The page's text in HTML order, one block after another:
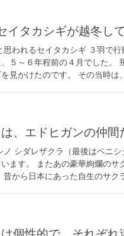
イタカシギが越冬し
われるセイタカシギ ３羽で
５～６年程前の４月でした。
見かけたのです。 その当時
、エドヒガンの仲間
ノ シダレザクラ（最後はベニ
ます。 またあの豪華絢爛のサ
昔から日本にあった自生のサ